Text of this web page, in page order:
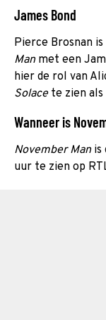
James Bond
Pierce Brosnan
Man met een
hier de rol van
Solace te zien
Wanneer is
November Manis
uur te zien op